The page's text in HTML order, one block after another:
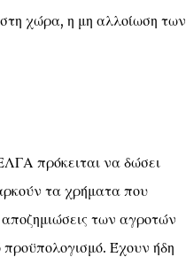
στη χώρα, η μη αλλοίωση των
πρόκειται να δώσει
τα χρήματα που
των αγροτών
Έχουν ήδη